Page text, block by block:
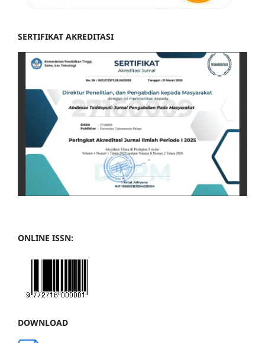
SERTIFIKAT AKREDITASI
ONLINE ISSN:
DOWNLOAD